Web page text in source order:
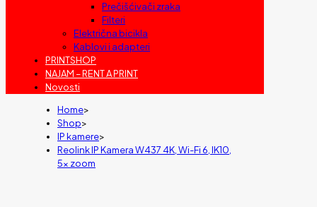
Prečišćivači zraka
Filteri
Električna bicikla
Kablovi i adapteri
PRINTSHOP
NAJAM – RENT A PRINT
Novosti
Home>
Shop>
IP kamere>
Reolink IP Kamera W437 4K, Wi-Fi 6, IK10,
5x zoom